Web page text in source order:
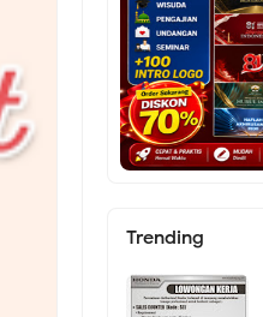
Trending